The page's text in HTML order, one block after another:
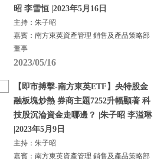
昭 李雪恒 |2023年5月16日
主持：朱子昭
嘉賓：南方東英資產管理 銷售及產品策略部
董事
2023/05/16
【即市搏擊-南方東英ETF】央特股金
融板塊炒熱 券商主題7252升幅顯著 科
技股沉淪資金走哪邊？ |朱子昭 李溢琳
|2023年5月9日
主持：朱子昭
嘉賓：南方東英資產管理 銷售及產品策略部